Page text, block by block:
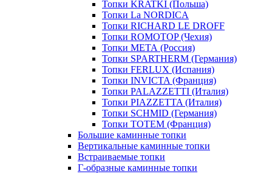
Топки KRATKI (Польша)
Топки La NORDICA
Топки RICHARD LE DROFF
Топки ROMOTOP (Чехия)
Топки МЕТА (Россия)
Топки SPARTHERM (Германия)
Топки FERLUX (Испания)
Топки INVICTA (Франция)
Топки PALAZZETTI (Италия)
Топки PIAZZETTA (Италия)
Топки SCHMID (Германия)
Топки TOTEM (Франция)
Большие каминные топки
Вертикальные каминные топки
Встраиваемые топки
Г-образные каминные топки